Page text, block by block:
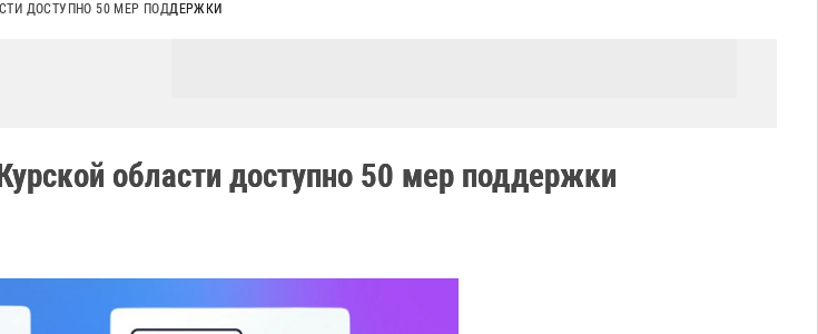
ДОСТУПНО 50 МЕР ПОДДЕРЖКИ
области доступно 50 мер поддержки